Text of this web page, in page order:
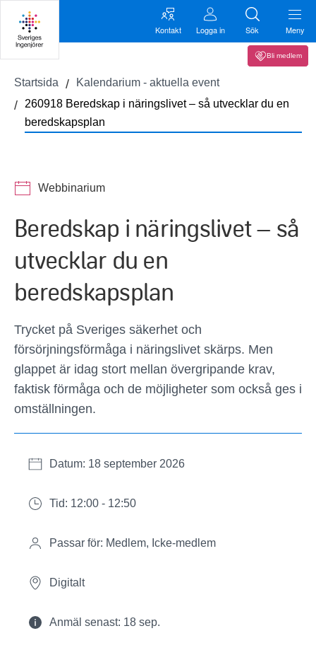
Kontakt Logga in Sök Meny
Bli medlem
Startsida
Kalendarium - aktuella event
260918 Beredskap i näringslivet – så utvecklar du en
beredskapsplan
Webbinarium
Beredskap i näringslivet – så
utvecklar du en
beredskapsplan
Trycket på Sveriges säkerhet och
försörjningsförmåga i näringslivet skärps. Men
glappet är idag stort mellan övergripande krav,
faktisk förmåga och de möjligheter som också ges i
omställningen.
Datum: 18 september 2026
Tid: 12:00 - 12:50
Passar för: Medlem, Icke-medlem
Digitalt
Anmäl senast: 18 sep.